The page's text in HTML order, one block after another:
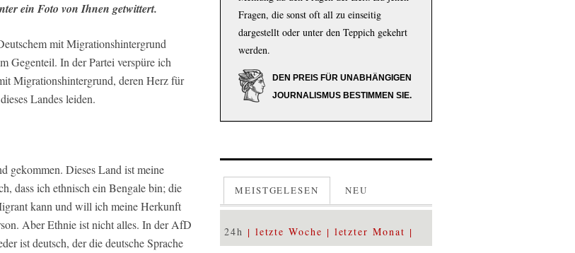
ein Foto von Ihnen getwittert.
mit Migrationshintergrund
Gegenteil. In der Partei verspüre ich
Migrationshintergrund, deren Herz für
Landes leiden.
gekommen. Dieses Land ist meine
dass ich ethnisch ein Bengale bin; die
kann und will ich meine Herkunft
Aber Ethnie ist nicht alles. In der AfD
ist deutsch, der die deutsche Sprache
Fragen, die sonst oft all zu einseitig
dargestellt oder unter den Teppich gekehrt
werden.
DEN PREIS FÜR UNABHÄNGIGEN
JOURNALISMUS BESTIMMEN SIE.
MEISTGELESEN NEU
24h letzte Woche letzter Monat